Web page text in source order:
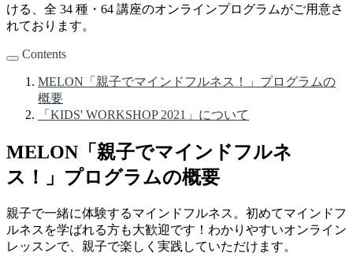
ける、全 34 種・64 講座のオンラインプログラムがご用意さ
れております。
Contents
MELON「親子でマインドフルネス！」プログラムの
概要
「KIDS' WORKSHOP 2021」について
MELON「親子でマインドフルネ
ス！」プログラムの概要
親子で一緒に体験するマインドフルネス。初めてマインドフ
ルネスを学ばれる方も大歓迎です！わかりやすいオンライン
レッスンで、親子で楽しく実践していただけます。